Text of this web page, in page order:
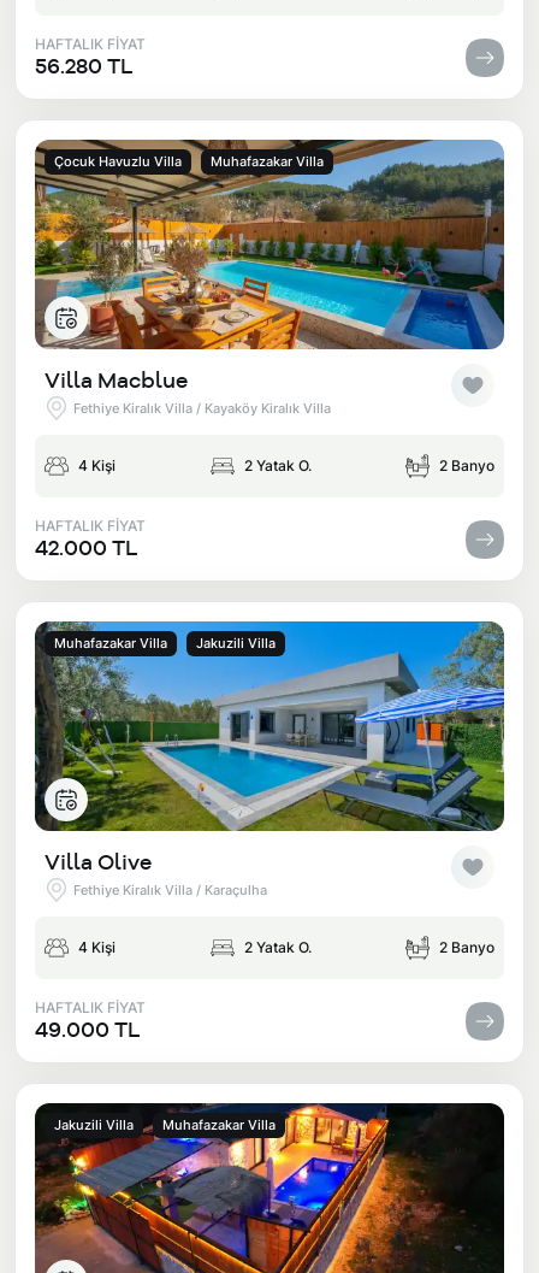
HAFTALIK FİYAT
56.280 TL
Çocuk Havuzlu Villa Muhafazakar Villa
Villa Macblue
Fethiye Kiralık Villa / Kayaköy Kiralık Villa
4 Kişi 2 Yatak O. 2 Banyo
HAFTALIK FİYAT
42.000 TL
Muhafazakar Villa Jakuzili Villa
Villa Olive
Fethiye Kiralık Villa / Karaçulha
4 Kişi 2 Yatak O. 2 Banyo
HAFTALIK FİYAT
49.000 TL
Jakuzili Villa Muhafazakar Villa